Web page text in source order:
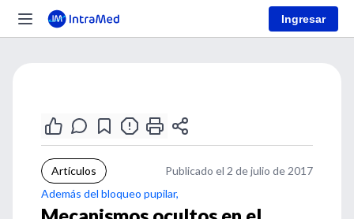
Ingresar
Artículos
Publicado el 2 de julio de 2017
Además del bloqueo pupilar,